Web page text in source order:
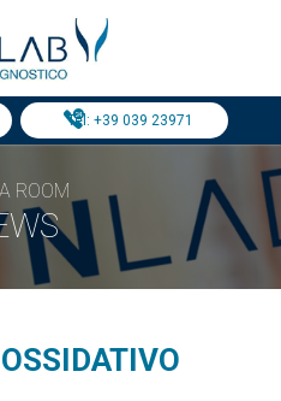
Tel: +39 039 23971
ROOM